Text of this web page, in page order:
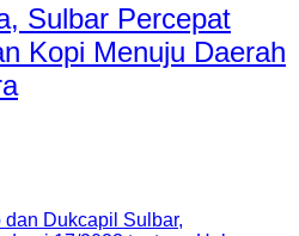
Sulbar Percepat
Kopi Menuju Daerah